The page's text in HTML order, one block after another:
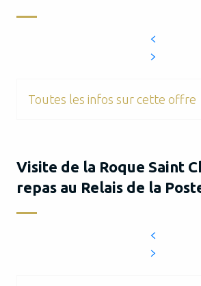
Toutes les infos sur cette offre
Visite de la Roque Saint
repas au Relais de la